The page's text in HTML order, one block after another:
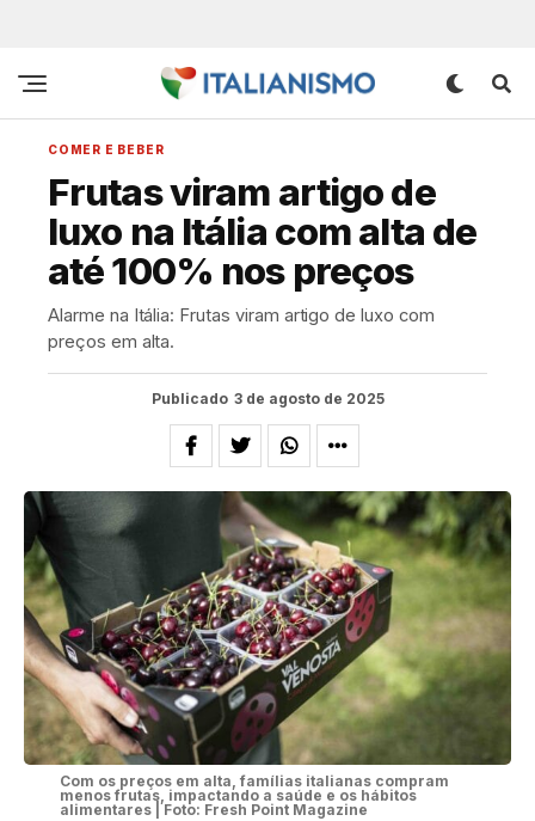
COMER E BEBER
Frutas viram artigo de
luxo na Itália com alta de
até 100% nos preços
Alarme na Itália: Frutas viram artigo de luxo com
preços em alta.
Publicado 3 de agosto de 2025
Com os preços em alta, famílias italianas compram
menos frutas, impactando a saúde e os hábitos
alimentares | Foto: Fresh Point Magazine